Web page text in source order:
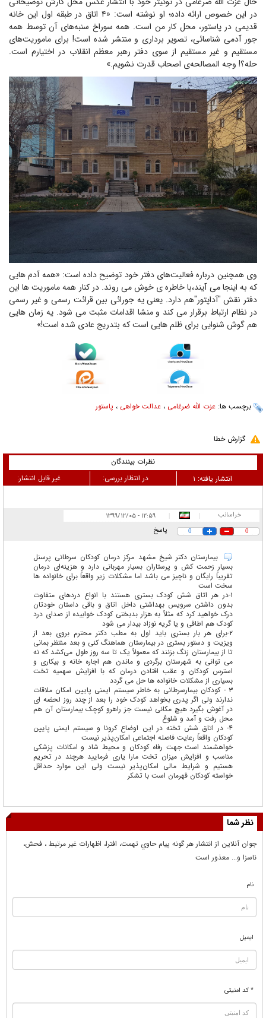
در این خصوص ارائه داده؛ او نوشته است: «۴ اتاق در طبقه اول این خانه
قدیمی در پاستور، محل کار من است. همه سوراخ سنبه‌های آن توسط همه
جور آدمی شناسائی، تصویر برداری و منتشر شده است! برای ماموریت‌های
مستقیم و غیر مستقیم از سوی دفتر رهبر معظم انقلاب در اختیارم است.
حله؟! وجه المصالحه‌ی اصحاب قدرت نشویم.»
وی همچنین درباره فعالیت‌های دفتر خود توضیح داده است: «همه آدم هایی
که به اینجا می آیند،با خاطره ی خوش می روند. در کنار همه ماموریت ها این
دفتر نقش "آداپتور"هم دارد. یعنی یه جورائی بین قرائت رسمی و غیر رسمی
در نظام ارتباط برقرار می کند و منشا اقدامات مثبت می شود. یه زمان هایی
هم گوش شنوایی برای ظلم هایی است که بتدریج عادی شده است!»
برچسب ها: عزت الله ضرغامی ، عدالت خواهی ، پاستور
گزارش خطا
نظرات بینندگان
غیر قابل انتشار:
در انتظار بررسی: انتشار یافته: ۱
خراسانب |
| ۱۲:۵۹ - ۱۳۹۹/۱۲/۰۵
0
0 پاسخ
بیمارستان دکتر شیخ مشهد مرکز درمان کودکان سرطانی پرسنل
بسیار زحمت کش و پرستاران بسیار مهربانی دارد و هزینه‌ای درمان
تقریباً رایگان و ناچیز می باشد اما مشکلات زیر واقعاً برای خانواده ها
سخت است
۱-در هر اتاق شش کودک بستری هستند با انواع دردهای متفاوت
بدون داشتن سرویس بهداشتی داخل اتاق و باقی داستان خودتان
درک خواهید کرد که مثلاً به هزار بدبختی کودک خوابیده از صدای درد
کودک هم اطاقی و یا گریه نوزاد بیدار می شود
۲-برای هر بار بستری باید اول به مطب دکتر محترم بروی بعد از
ویزیت و دستور بستری در بیمارستان هماهنگ کنی و بعد منتظر بمانی
تا از بیمارستان زنگ بزنند که معمولاً یک تا سه روز طول می‌کشد که نه
می توانی به شهرستان برگردی و ماندن هم اجاره خانه و بیکاری و
استرس کودکان و عقب افتادن درمان که با افزایش سهمیه تخت
بسیاری از مشکلات خانواده ها حل می گردد
۳ - کودکان بیمارسرطانی به خاطر سیستم ایمنی پایین امکان ملاقات
ندارند ولی اگر پدری بخواهد کودک خود را بعد از چند روز لحضه ای
در آغوش بگیرد هیچ مکانی نیست جز راهرو کوچک بیمارستان آن هم
محل رفت ‌و آمد و شلوغ
۴- در اتاق شش تخته در این اوضاع کرونا و سیستم ایمنی پایین
کودکان واقعاً رعایت فاصله اجتماعی امکان‌پذیر نیست
خواهشمند است جهت رفاه کودکان و محیط شاد و امکانات پزشکی
مناسب و افزایش میزان تخت مارا یاری فرمایید هرچند در تحریم
هستیم و شرایط مالی امکان‌پذیر نیست ولی این موارد حداقل
خواسته کودکان قهرمان است با تشکر
نظر شما
جوان آنلاين از انتشار هر گونه پيام حاوي تهمت، افترا، اظهارات غير مرتبط ، فحش،
ناسزا و... معذور است
نام
ایمیل
* کد امنیتی